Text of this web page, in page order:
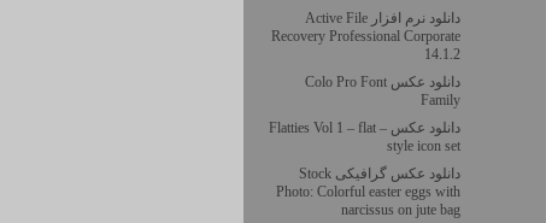
دانلود نرم افزار Active File
Recovery Professional Corporate
14.1.2
دانلود عکس Colo Pro Font
Family
دانلود عکس – Flatties Vol 1 – flat
style icon set
دانلود عکس گرافیکی Stock
Photo: Colorful easter eggs with
narcissus on jute bag